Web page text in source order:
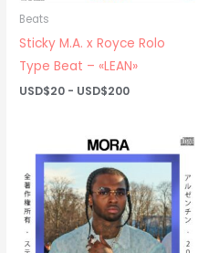
Beats
Sticky M.A. x Royce Rolo
Type Beat – «LEAN»
USD$20 - USD$200Rango
USD$20
hasta
USD$200